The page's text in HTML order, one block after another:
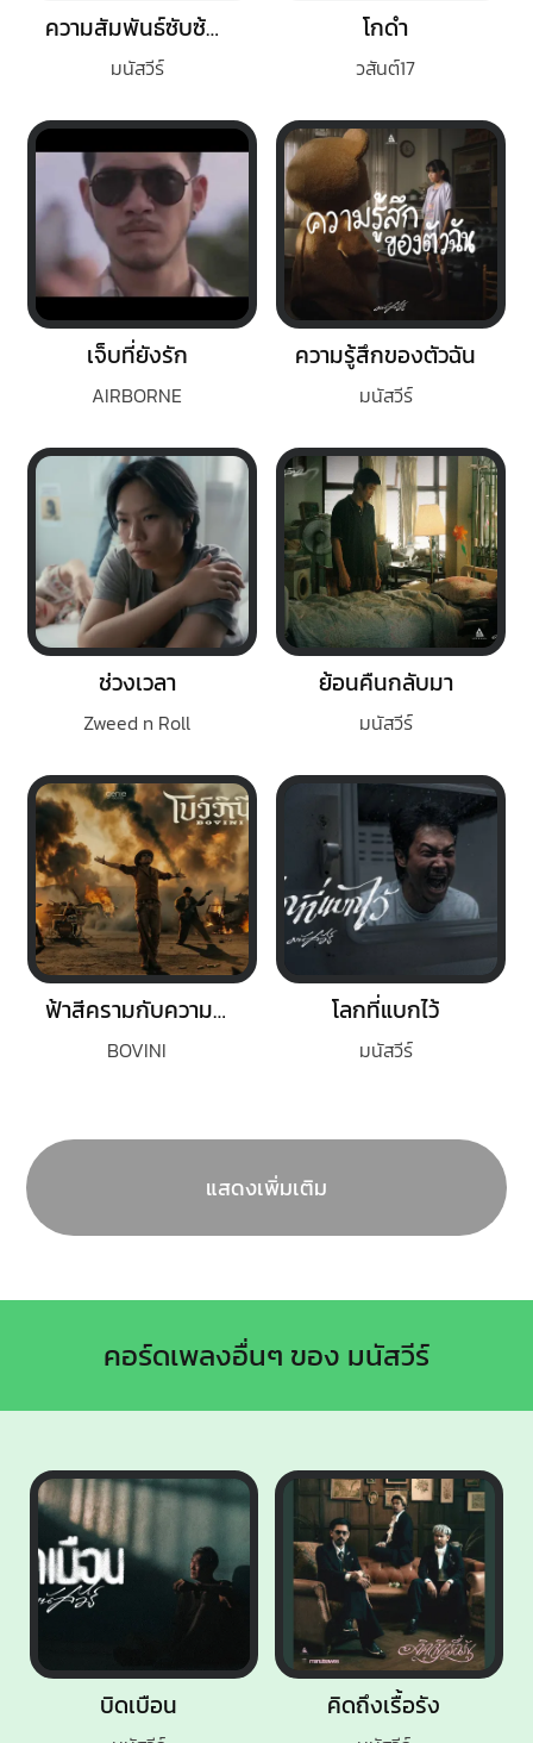
ความสัมพันธ์ซับซ้อน
มนัสวีร์
โกดำ
วสันต์17
เจ็บที่ยังรัก
AIRBORNE
ความรู้สึกของตัวฉัน
มนัสวีร์
ช่วงเวลา
Zweed n Roll
ย้อนคืนกลับมา
มนัสวีร์
ฟ้าสีครามกับความเป็นจริง
BOVINI
โลกที่แบกไว้
มนัสวีร์
แสดงเพิ่มเติม
คอร์ดเพลงอื่นๆ ของ มนัสวีร์
บิดเบือน คิดถึงเรื้อรัง